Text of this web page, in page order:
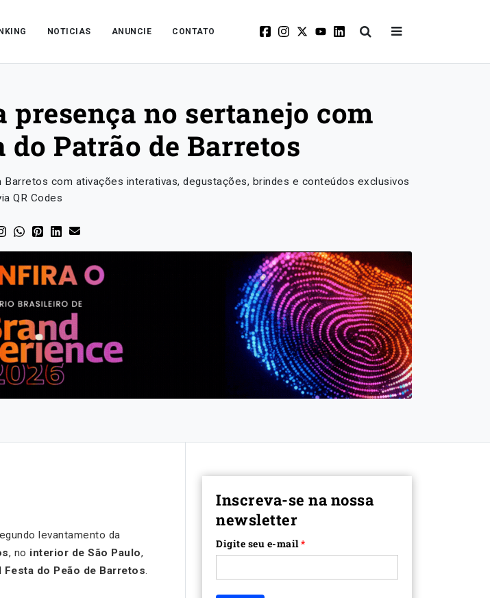
NOTICIAS ANUNCIE CONTATO
presença no sertanejo com
do Patrão de Barretos
com ativações interativas, degustações, brindes e conteúdos exclusivos
QR Codes
levantamento da
, no interior de São Paulo,
Festa do Peão de Barretos.
Inscreva-se na nossa
newsletter
Digite seu e-mail*